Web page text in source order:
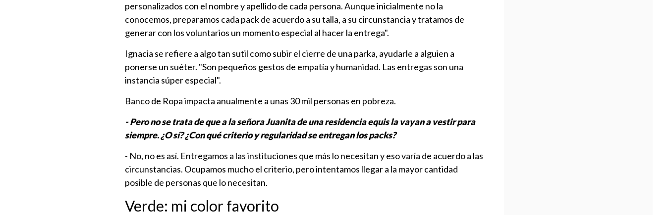
personalizados con el nombre y apellido de cada persona. Aunque inicialmente no la
conocemos, preparamos cada pack de acuerdo a su talla, a su circunstancia y tratamos de
generar con los voluntarios un momento especial al hacer la entrega".
Ignacia se refiere a algo tan sutil como subir el cierre de una parka, ayudarle a alguien a
ponerse un suéter. "Son pequeños gestos de empatía y humanidad. Las entregas son una
instancia súper especial".
Banco de Ropa impacta anualmente a unas 30 mil personas en pobreza.
- Pero no se trata de que a la señora Juanita de una residencia equis la vayan a vestir para
siempre. ¿O sí? ¿Con qué criterio y regularidad se entregan los packs?
- No, no es así. Entregamos a las instituciones que más lo necesitan y eso varía de acuerdo a las
circunstancias. Ocupamos mucho el criterio, pero intentamos llegar a la mayor cantidad
posible de personas que lo necesitan.
Verde: mi color favorito